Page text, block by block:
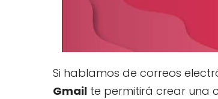
Si hablamos de correos
Gmail te permitirá crear una